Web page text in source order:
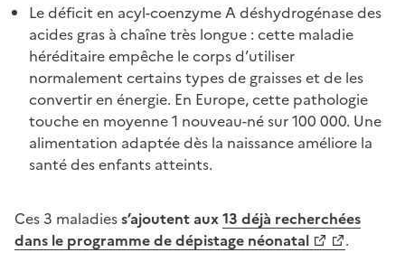
Le déficit en acyl-coenzyme A déshydrogénase des
acides gras à chaîne très longue : cette maladie
héréditaire empêche le corps d’utiliser
normalement certains types de graisses et de les
convertir en énergie. En Europe, cette pathologie
touche en moyenne 1 nouveau-né sur 100 000. Une
alimentation adaptée dès la naissance améliore la
santé des enfants atteints.
Ces 3 maladiess’ajoutent aux13 déjà recherchées
dans le programme de dépistage néonatal
.